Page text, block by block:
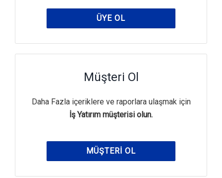
ÜYE OL
Müşteri Ol
Daha Fazla içeriklere ve raporlara ulaşmak için
İş Yatırım müşterisi olun.
MÜŞTERI OL